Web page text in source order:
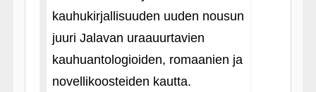
kauhukirjallisuuden uuden nousun
juuri Jalavan uraauurtavien
kauhuantologioiden, romaanien ja
novellikoosteiden kautta.